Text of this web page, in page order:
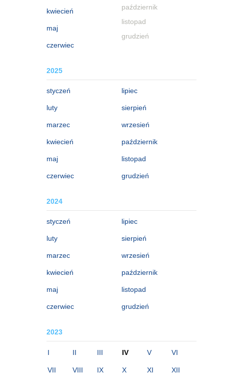
kwiecień
maj
czerwiec
październik
listopad
grudzień
2025
styczeń
luty
marzec
kwiecień
maj
czerwiec
lipiec
sierpień
wrzesień
październik
listopad
grudzień
2024
styczeń
luty
marzec
kwiecień
maj
czerwiec
lipiec
sierpień
wrzesień
październik
listopad
grudzień
2023
I II III IV V VI
VII VIII IX X XI XII